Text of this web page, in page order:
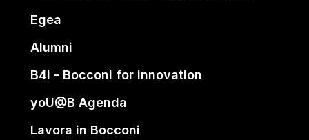
Egea
Alumni
B4i - Bocconi for innovation
yoU@B Agenda
Lavora in Bocconi